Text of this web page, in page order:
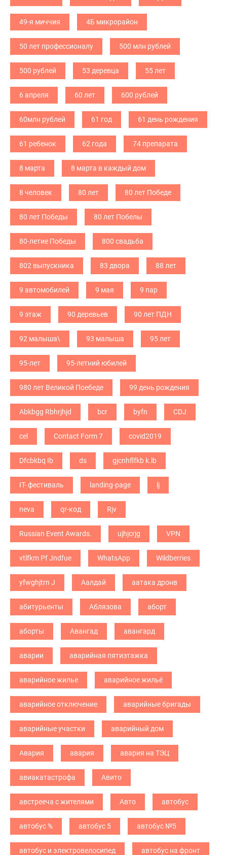
49-я миччия 4Б микрорайон
50 лет профессионалу 500 млн рублей
500 рублей 53 деревца 55 лет
6 апреля 60 лет 600 рублей
60млн рублей 61 год 61 день рождения
61 ребенок 62 года 74 препарата
8 марта 8 марта в каждый дом
8 человек 80 лет 80 лет Победе
80 лет Победы 80 лет Побелы
80-летие Победы 800 свадьба
802 выпускника 83 двора 88 лет
9 автомобилей 9 мая 9 пар
9 этаж 90 деревьев 90 лет ПДН
92 малыша\ 93 малыша 95 лет
95-лет 95-летний юбилей
980 лет Великой Поебеде 99 день рождения
Abkbgg Rbhrjhjd bcr byfn CDJ
cel Contact Form 7 covid2019
Dfcbkbq Ib ds gjcnhflfkb k.lb
IT- фестиваль landing-page lj
neva qr-код Rjv
Russian Event Awards. ujhjcrjg VPN
vtlfkm Pf Jndfue WhatsApp Wildberries
yfwghjtrn J Аалдай аатака дронв
абитурьенты Аблязова аборт
аборты Авангад авангард
аварии аварийная пятиэтажка
аварийное жилье аварийное жильё
аварийное отключение аварийные бригады
аварийные участки аварийный дом
Авария авария авария на ТЭЦ
авиакатастрофа Авито
австрееча с жителями Авто автобус
автобус % автобус 5 автобус №5
автобус и электровелосипед автобус на фронт